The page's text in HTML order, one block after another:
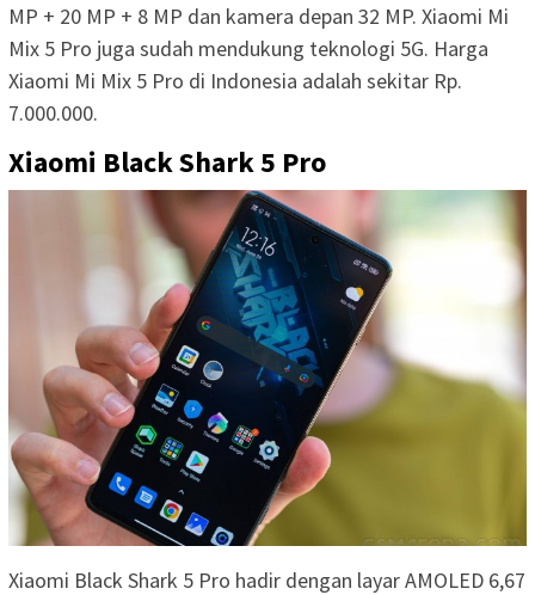
MP + 20 MP + 8 MP dan kamera depan 32 MP. Xiaomi Mi
Mix 5 Pro juga sudah mendukung teknologi 5G. Harga
Xiaomi Mi Mix 5 Pro di Indonesia adalah sekitar Rp.
7.000.000.
Xiaomi Black Shark 5 Pro
Xiaomi Black Shark 5 Pro hadir dengan layar AMOLED 6,67